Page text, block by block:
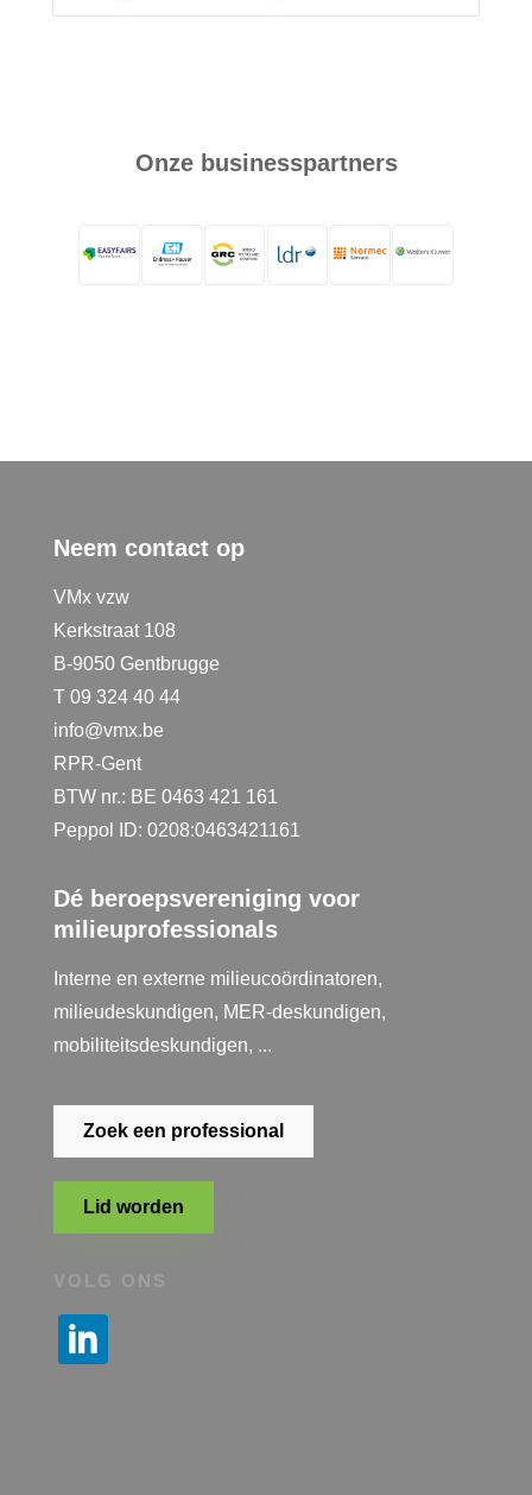
Onze businesspartners
Neem contact op
VMx vzw
Kerkstraat 108
B-9050 Gentbrugge
T 09 324 40 44
info@vmx.be
RPR-Gent
BTW nr.: BE 0463 421 161
Peppol ID: 0208:0463421161
Dé beroepsvereniging voor
milieuprofessionals
Interne en externe milieucoördinatoren,
milieudeskundigen, MER-deskundigen,
mobiliteitsdeskundigen, ...
Zoek een professional
Lid worden
VOLG ONS